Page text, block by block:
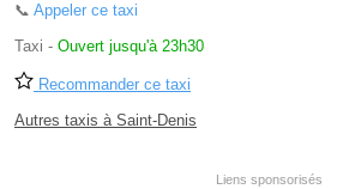
📞 Appeler ce taxi
Taxi - Ouvert jusqu'à 23h30
Recommander ce taxi
Autres taxis à Saint-Denis